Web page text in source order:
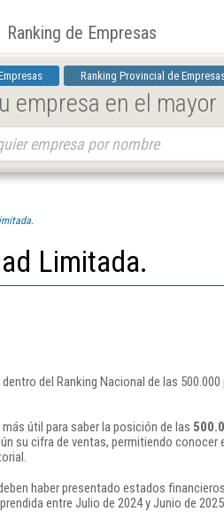
Ranking de Empresas
Ranking Provincial de
empresa en el
Limitada.
del Ranking Nacional de las 500.000
útil para saber la posición de las
su cifra de ventas, permitiendo conocer
haber presentado estados
entre Julio de 2024 y Junio de